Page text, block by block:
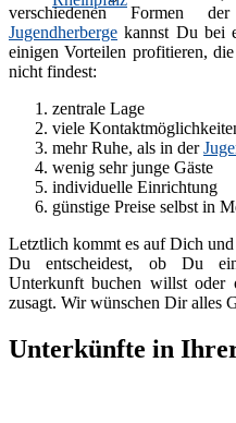
verschiedenen Formen
Jugendherberge kannst Du bei
einigen Vorteilen profitieren,
nicht findest:
zentrale Lage
viele
mehr Ruhe, als in der
wenig sehr junge Gäste
individuelle Einrichtung
günstige Preise selbst in
Letztlich kommt es auf Dich
Du entscheidest, ob Du
Unterkunft buchen willst oder
zusagt. Wir wünschen Dir alles
Unterkünfte in